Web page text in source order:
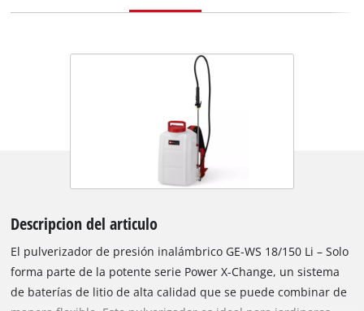
Descripcion del articulo
El pulverizador de presión inalámbrico GE-WS 18/150 Li – Solo
forma parte de la potente serie Power X-Change, un sistema
de baterías de litio de alta calidad que se puede combinar de